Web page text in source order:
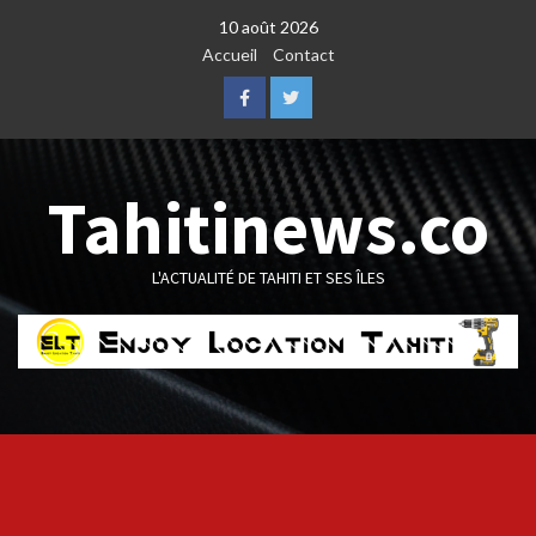
10 août 2026
Accueil
Contact
FacebookTwitter
Tahitinews.co
L'ACTUALITÉ DE TAHITI ET SES ÎLES